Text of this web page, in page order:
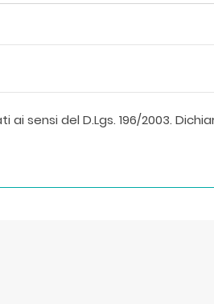
sensi del D.Lgs. 196/2003.